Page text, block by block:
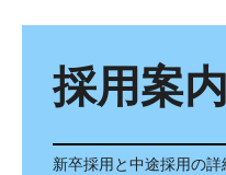
採用案内
新卒採用と中途採用の